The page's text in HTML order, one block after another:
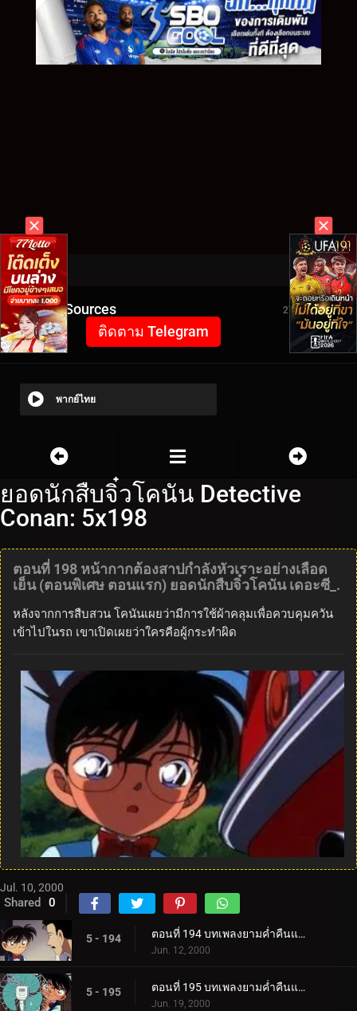
Video Sources 2735 Views
ติดตาม Telegram
พากย์ไทย
ยอดนักสืบจิ๋วโคนัน Detective
Conan: 5x198
ตอนที่ 198 หน้ากากต้องสาปกำลังหัวเราะอย่างเลือด
เย็น (ตอนพิเศษ ตอนแรก) ยอดนักสืบจิ๋วโคนัน เดอะซี_.
หลังจากการสืบสวน โคนันเผยว่ามีการใช้ผ้าคลุมเพื่อควบคุมควัน
เข้าไปในรถ เขาเปิดเผยว่าใครคือผู้กระทำผิด
Jul. 10, 2000
Shared 0
5 - 194 ตอนที่ 194 บทเพลงยามค่ำคืนแห่งจิตสังหารสีแดง (ตอนแรก)
Jun. 12, 2000
5 - 195 ตอนที่ 195 บทเพลงยามค่ำคืนแห่งจิตสังหารสีแดง (ตอนจบ)
Jun. 19, 2000